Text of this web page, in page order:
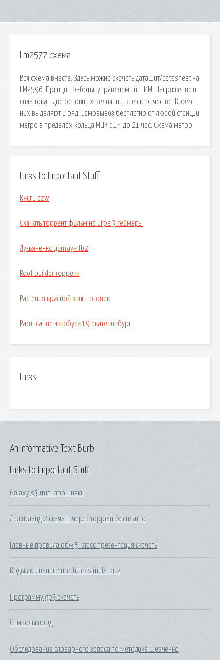
Lm2577 схема
Вся схема вместе: Здесь можно скачать даташит/datasheet на
LM2596. Принцип работы: управляемый ШИМ. Напряжение и
сила тока - две основных величины в электричестве. Кроме
них выделяют и ряд. Самовывоз бесплатно от любой станции
метро в пределах кольца МЦК с 14 до 21 час. Схема метро.
Links to Important Stuff
Книги azw
Скачать торрент фильм на игре 3 геймеры
Лукьяненко диптаун fb2
Roof builder торрент
Растения красной книги огонек
Расписание автобуса 19 екатеринбург
Links
Links to Important Stuff
Galaxy s3 mini прошивки
Дед исланд 2 скачать через торрент бесплатно
Главные правила обж 5 класс презентация скачать
Коды активации euro truck simulator 2
Программу gp3 скачать
Символы ворд
Обследование словарного запаса по методике шевченко
An Informative Text Blurb